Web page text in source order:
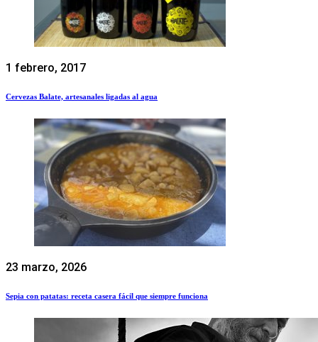
1 febrero, 2017
Cervezas Balate, artesanales ligadas al agua
23 marzo, 2026
Sepia con patatas: receta casera fácil que siempre funciona